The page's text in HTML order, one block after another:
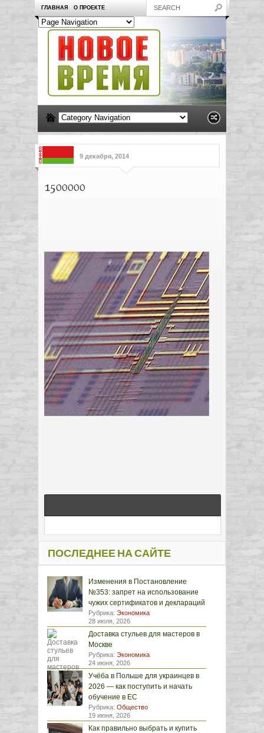
ГЛАВНАЯ О ПРОЕКТЕ
9 декабря, 2014
1500000
ПОСЛЕДНЕЕ НА САЙТЕ
Изменения в Постановление
№353: запрет на использование
чужих сертификатов и деклараций
Рубрика: Экономика
28 июля, 2026
Доставка стульев для мастеров в
Москве
Рубрика: Экономика
24 июня, 2026
Учёба в Польше для украинцев в
2026 — как поступить и начать
обучение в ЕС
Рубрика: Общество
19 июня, 2026
Как правильно выбрать и купить